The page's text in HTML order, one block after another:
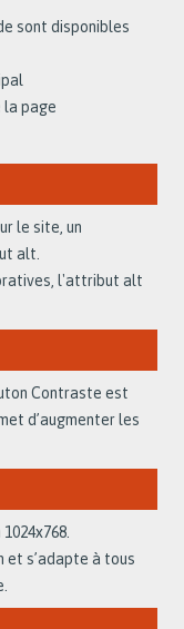
sont disponibles
la page
le site, un
alt.
l'attribut alt
Contraste est
d’augmenter les
et s’adapte à tous